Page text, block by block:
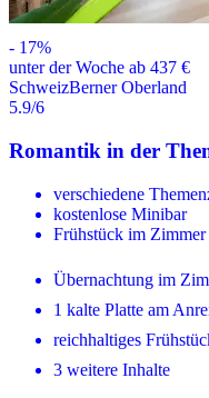
- 17%
unter der Woche ab 437 €
SchweizBerner Oberland
5.9/6
Romantik in der
verschiedene
kostenlose Minibar
Frühstück im Zimmer
Übernachtung im
1 kalte Platte am
reichhaltiges
3 weitere Inhalte